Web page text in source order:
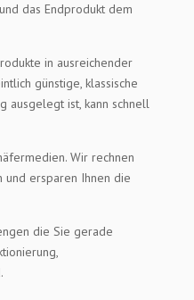
das Endprodukt dem
in ausreichender
günstige, klassische
ausgelegt ist, kann schnell
Wir rechnen
und ersparen Ihnen die
die Sie gerade